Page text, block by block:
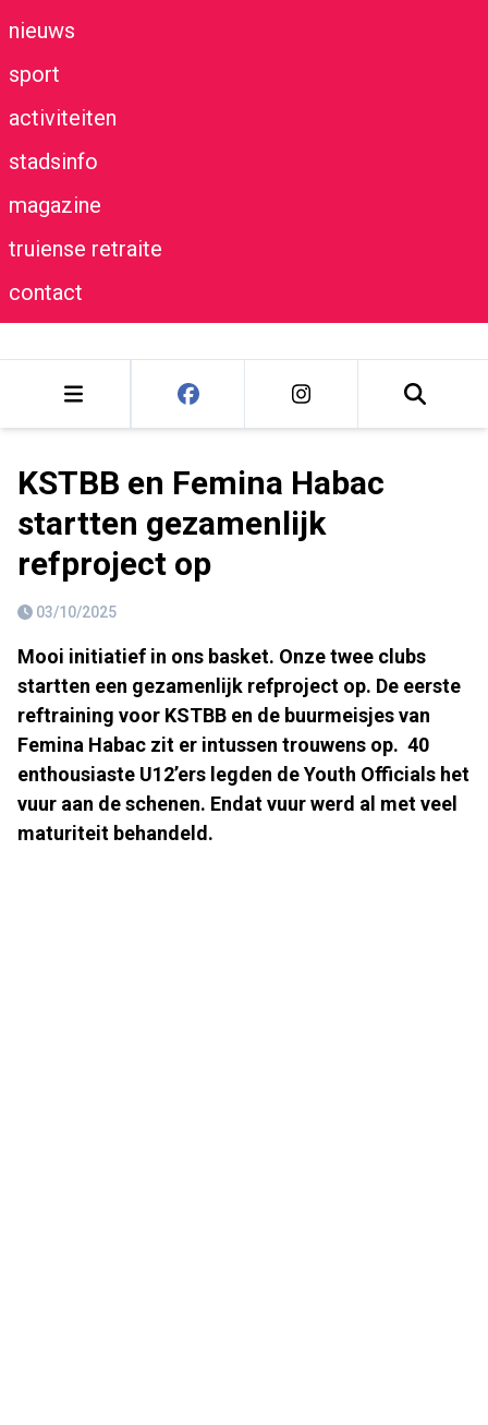
nieuws
sport
activiteiten
stadsinfo
magazine
truiense retraite
contact
KSTBB en Femina Habac
startten gezamenlijk
refproject op
03/10/2025
Mooi initiatief in ons basket. Onze twee clubs
startten een gezamenlijk refproject op. De eerste
reftraining voor KSTBB en de buurmeisjes van
Femina Habac zit er intussen trouwens op. 40
enthousiaste U12’ers legden de Youth Officials het
vuur aan de schenen. Endat vuur werd al met veel
maturiteit behandeld.